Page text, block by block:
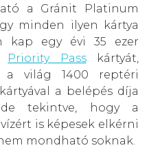
a Gránit Platinum
minden ilyen kártya
kap egy évi 35 ezer
Priority Passkártyát,
a világ 1400 reptéri
a belépés díja
tekintve, hogy a
is képesek elkérni
mondható soknak.